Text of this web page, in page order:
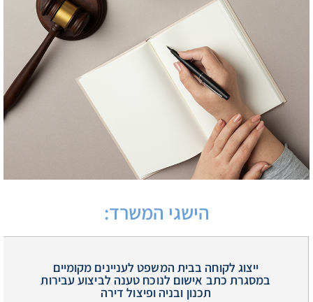
הישגי המשרד:
ייצוג לקוחה בבית המשפט לעניינים מקומיים
במסגרת כתב אישום לנוכח טענה לביצוע עבירות
תכנון ובניה ופיצול דירה